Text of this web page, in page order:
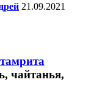
21.09.2021